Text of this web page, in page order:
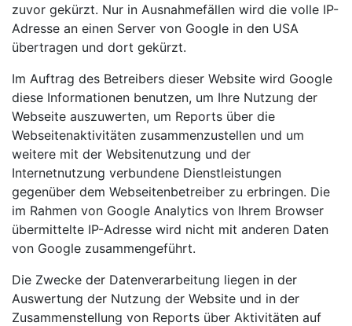
zuvor gekürzt. Nur in Ausnahmefällen wird die volle IP-
Adresse an einen Server von Google in den USA
übertragen und dort gekürzt.
Im Auftrag des Betreibers dieser Website wird Google
diese Informationen benutzen, um Ihre Nutzung der
Webseite auszuwerten, um Reports über die
Webseitenaktivitäten zusammenzustellen und um
weitere mit der Websitenutzung und der
Internetnutzung verbundene Dienstleistungen
gegenüber dem Webseitenbetreiber zu erbringen. Die
im Rahmen von Google Analytics von Ihrem Browser
übermittelte IP-Adresse wird nicht mit anderen Daten
von Google zusammengeführt.
Die Zwecke der Datenverarbeitung liegen in der
Auswertung der Nutzung der Website und in der
Zusammenstellung von Reports über Aktivitäten auf